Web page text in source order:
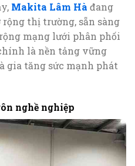
Makita Lâm Hà đang
thị trường, sẵn sàng
mạng lưới phân phối
là nền tảng vững
gia tăng sức mạnh phát
nghề nghiệp